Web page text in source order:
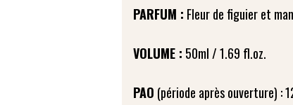
PARFUM : Fleur de figuier et
VOLUME : 50ml / 1.69 fl.oz.
PAO (période après ouverture) :